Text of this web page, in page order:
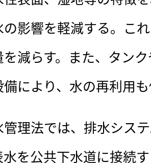
影響を軽減する。こ
減らす。また、タン
により、水の再利用
理法では、排水シス
を公共下水道に接続